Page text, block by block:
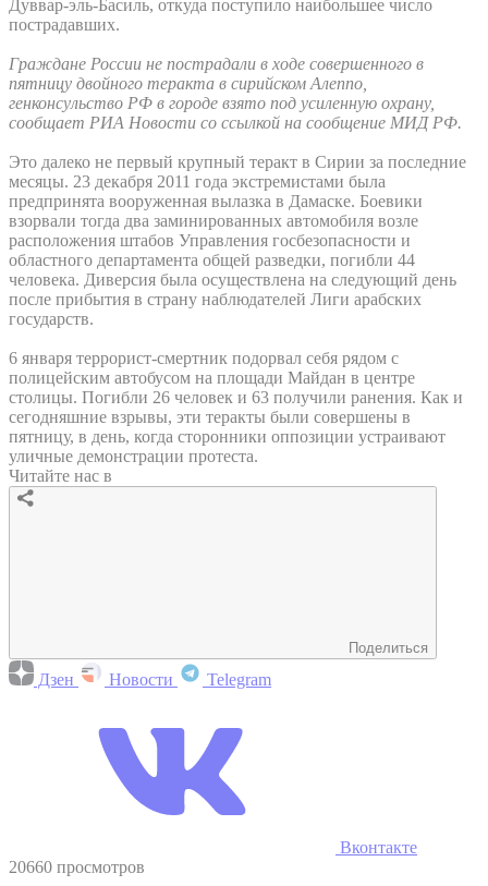
Дуввар-эль-Басиль, откуда поступило наибольшее число
пострадавших.
Граждане России не пострадали в ходе совершенного в
пятницу двойного теракта в сирийском Алеппо,
генконсульство РФ в городе взято под усиленную охрану,
сообщает РИА Новости со ссылкой на сообщение МИД РФ.
Это далеко не первый крупный теракт в Сирии за последние
месяцы. 23 декабря 2011 года экстремистами была
предпринята вооруженная вылазка в Дамаске. Боевики
взорвали тогда два заминированных автомобиля возле
расположения штабов Управления госбезопасности и
областного департамента общей разведки, погибли 44
человека. Диверсия была осуществлена на следующий день
после прибытия в страну наблюдателей Лиги арабских
государств.
6 января террорист-смертник подорвал себя рядом с
полицейским автобусом на площади Майдан в центре
столицы. Погибли 26 человек и 63 получили ранения. Как и
сегодняшние взрывы, эти теракты были совершены в
пятницу, в день, когда сторонники оппозиции устраивают
уличные демонстрации протеста.
Читайте нас в
Поделиться
Дзен Новости Telegram
Вконтакте
20660 просмотров